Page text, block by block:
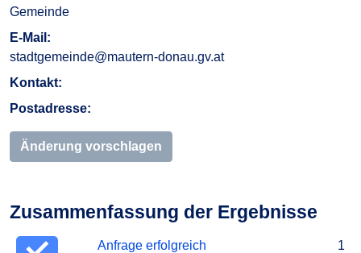
Gemeinde
E-Mail:
stadtgemeinde@mautern-donau.gv.at
Kontakt:
Postadresse:
Änderung vorschlagen
Zusammenfassung der Ergebnisse
Anfrage erfolgreich 1